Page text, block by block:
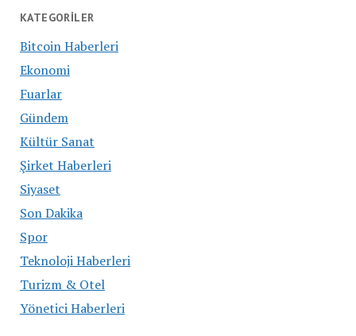
KATEGORILER
Bitcoin Haberleri
Ekonomi
Fuarlar
Gündem
Kültür Sanat
Şirket Haberleri
Siyaset
Son Dakika
Spor
Teknoloji Haberleri
Turizm & Otel
Yönetici Haberleri